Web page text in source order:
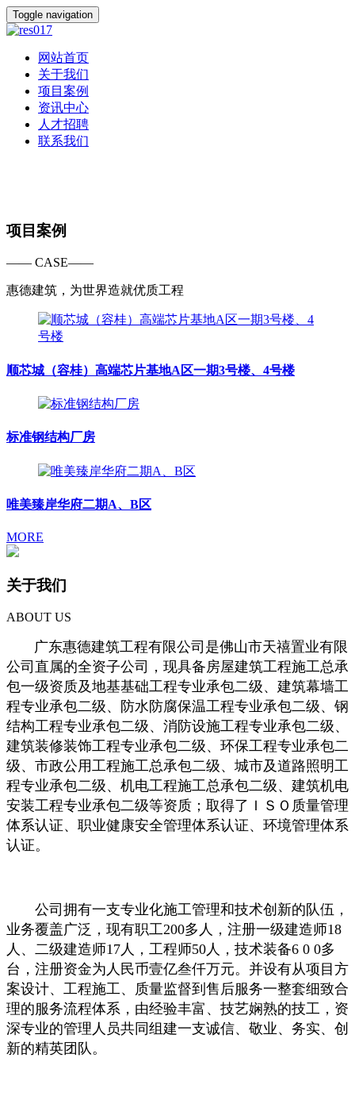
Toggle navigation
网站首页
关于我们
项目案例
资讯中心
人才招聘
联系我们
项目案例
—— CASE——
惠德建筑，为世界造就优质工程
顺芯城（容桂）高端芯片基地A区一期3号楼、4号楼
标准钢结构厂房
唯美臻岸华府二期A、B区
MORE
关于我们
ABOUT US
广东惠德建筑工程有限公司是佛山市天禧置业有限
公司直属的全资子公司，现具备房屋建筑工程施工总承
包一级资质及地基基础工程专业承包二级、建筑幕墙工
程专业承包二级、防水防腐保温工程专业承包二级、钢
结构工程专业承包二级、消防设施工程专业承包二级、
建筑装修装饰工程专业承包二级、环保工程专业承包二
级、市政公用工程施工总承包二级、城市及道路照明工
程专业承包二级、机电工程施工总承包二级、建筑机电
安装工程专业承包二级等资质；取得了ＩＳＯ质量管理
体系认证、职业健康安全管理体系认证、环境管理体系
认证。
公司拥有一支专业化施工管理和技术创新的队伍，
业务覆盖广泛，现有职工200多人，注册一级建造师18
人、二级建造师17人，工程师50人，技术装备6 0 0多
台，注册资金为人民币壹亿叁仟万元。并设有从项目方
案设计、工程施工、质量监督到售后服务一整套细致合
理的服务流程体系，由经验丰富、技艺娴熟的技工，资
深专业的管理人员共同组建一支诚信、敬业、务实、创
新的精英团队。